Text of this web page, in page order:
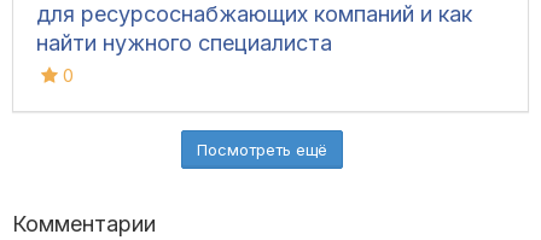
для ресурсоснабжающих компаний и как
найти нужного специалиста
0
Посмотреть ещё
Комментарии